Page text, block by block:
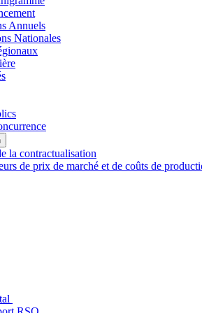
Annuels
Nationales
la contractualisation
de prix de marché et de coûts de